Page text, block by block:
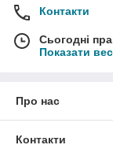
Контакти
Сьогодні
Показати
Про нас
Контакти